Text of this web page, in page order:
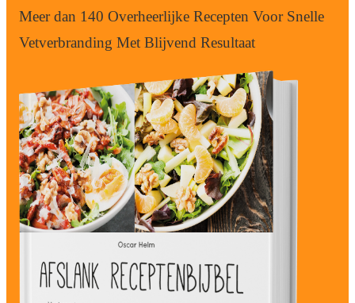
Meer dan 140 Overheerlijke Recepten Voor Snelle
Vetverbranding Met Blijvend Resultaat